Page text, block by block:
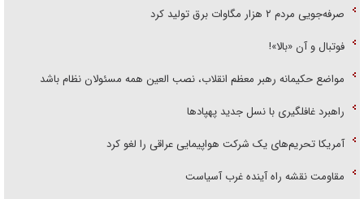
صرفه‌جویی مردم ۲ هزار مگاوات برق تولید کرد
فوتبال و آن «بالا»!
مواضع حکیمانه رهبر معظم انقلاب، نصب العین همه مسئولان نظام باشد
راهبرد غافلگیری با نسل جدید پهپاد‌ها
آمریکا تحریم‌های یک شرکت هواپیمایی عراقی را لغو کرد
مقاومت نقشه راه آینده غرب آسیاست